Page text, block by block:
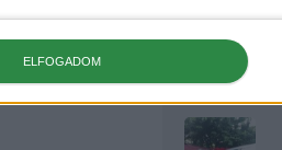
ELFOGADOM